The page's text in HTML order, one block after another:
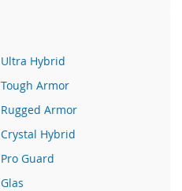
Ultra Hybrid
Tough Armor
Rugged Armor
Crystal Hybrid
Pro Guard
Glas